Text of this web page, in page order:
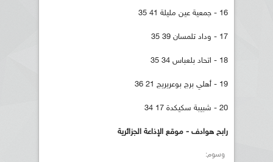
16 - جمعية عين مليلة 41 35
17 - وداد تلمسان 39 35
18 - اتحاد بلعباس 34 35
19 - أهلي برج بوعريريج 21 36
20 - شبيبة سكيكدة 17 34
رابح هوادف - موقع الإذاعة الجزائرية
وسوم: